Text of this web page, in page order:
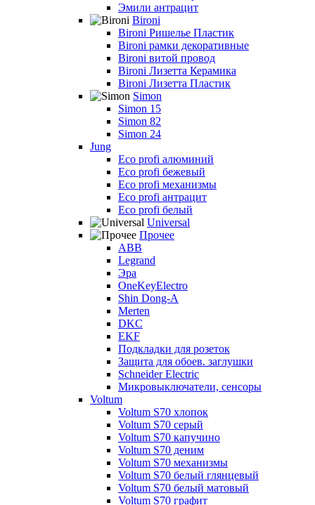
Эмили антрацит
Bironi
Bironi Ришелье Пластик
Bironi рамки декоративные
Bironi витой провод
Bironi Лизетта Керамика
Bironi Лизетта Пластик
Simon
Simon 15
Simon 82
Simon 24
Jung
Eco profi алюминий
Eco profi бежевый
Eco profi механизмы
Eco profi антрацит
Eco profi белый
Universal
Прочее
ABB
Legrand
Эра
OneKeyElectro
Shin Dong-A
Merten
DKC
EKF
Подкладки для розеток
Защита для обоев. заглушки
Schneider Electric
Микровыключатели, сенсоры
Voltum
Voltum S70 хлопок
Voltum S70 серый
Voltum S70 капучино
Voltum S70 деним
Voltum S70 механизмы
Voltum S70 белый глянцевый
Voltum S70 белый матовый
Voltum S70 графит